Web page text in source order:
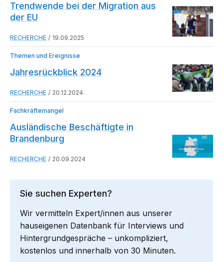
Trendwende bei der Migration aus
der EU
RECHERCHE 19.09.2025
Themen und Ereignisse
Jahresrückblick 2024
RECHERCHE 20.12.2024
Fachkräftemangel
Ausländische Beschäftigte in
Brandenburg
RECHERCHE 20.09.2024
Sie suchen Experten?
Wir vermitteln Expert/innen aus unserer
hauseigenen Datenbank für Interviews und
Hintergrundgespräche – unkompliziert,
kostenlos und innerhalb von 30 Minuten.